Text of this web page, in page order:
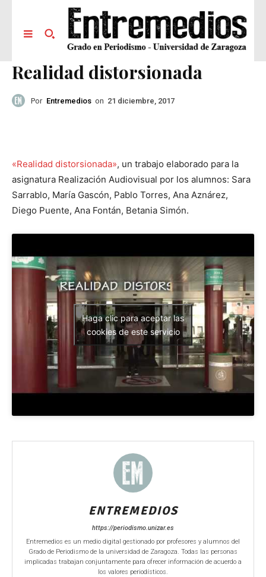
Realidad distorsionada
Por Entremedios on 21 diciembre, 2017
«Realidad distorsionada», un trabajo elaborado para la
asignatura Realización Audiovisual por los alumnos: Sara
Sarrablo, María Gascón, Pablo Torres, Ana Aznárez,
Diego Puente, Ana Fontán, Betania Simón.
Haga clic para aceptar las
cookies de este servicio
ENTREMEDIOS
https://periodismo.unizar.es
Entremedios es un medio digital gestionado por profesores y alumnos del
Grado de Periodismo de la universidad de Zaragoza. Todas las personas
implicadas trabajan conjuntamente para ofrecer información de acuerdo a
los valores periodísticos.